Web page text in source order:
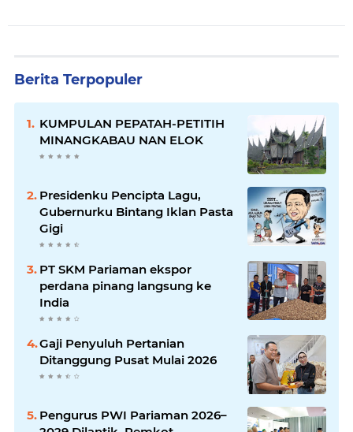
Berita Terpopuler
KUMPULAN PEPATAH-PETITIH
MINANGKABAU NAN ELOK
Presidenku Pencipta Lagu,
Gubernurku Bintang Iklan Pasta
Gigi
PT SKM Pariaman ekspor
perdana pinang langsung ke
India
Gaji Penyuluh Pertanian
Ditanggung Pusat Mulai 2026
Pengurus PWI Pariaman 2026–